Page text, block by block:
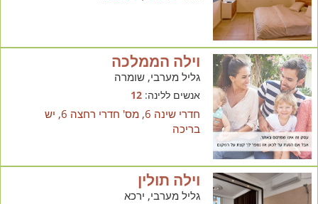
וילה הממלכה
גליל מערבי, שומרה
אנשים ללינה:12
חדרי שינה 6, מס' חדרי רחצה 6, יש
בריכה
וילה תולין
גליל מערבי, ירכא